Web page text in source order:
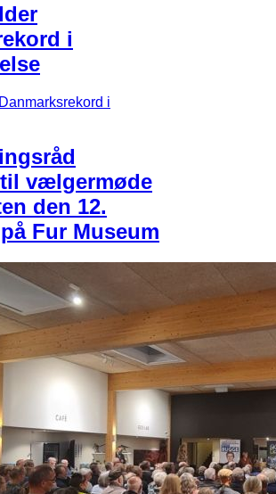
i
vælgermøde
den 12.
Fur Museum